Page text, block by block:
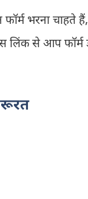
भरना चाहते
लिंक से आप